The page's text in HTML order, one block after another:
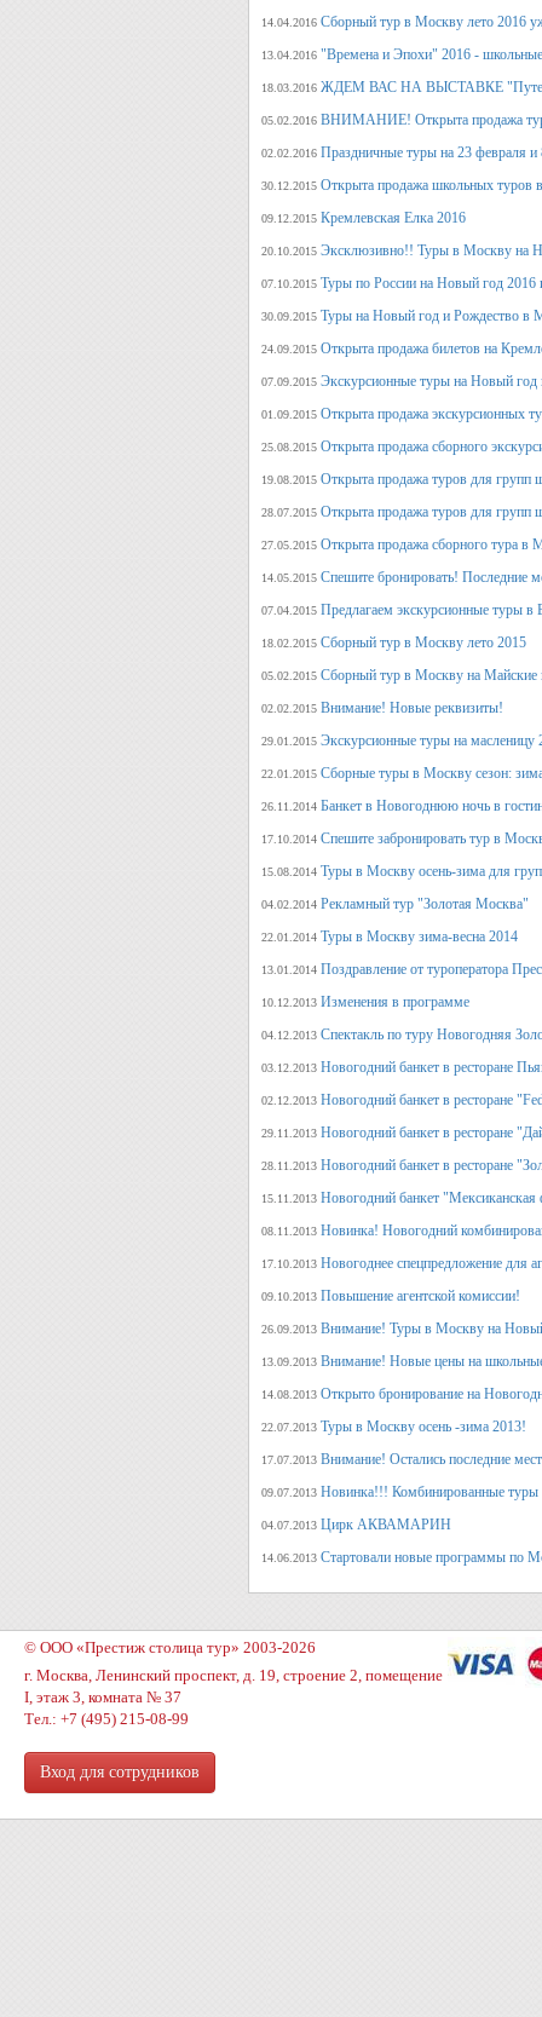
14.04.2016 Сборный тур в Москву лето 2016
13.04.2016 "Времена и Эпохи" 2016 - школьные
18.03.2016 ЖДЕМ ВАС НА ВЫСТАВКЕ
05.02.2016 ВНИМАНИЕ! Открыта продажа
02.02.2016 Праздничные туры на 23 февраля и
30.12.2015 Открыта продажа школьных туров
09.12.2015 Кремлевская Елка 2016
20.10.2015 Эксклюзивно!! Туры в Москву на
07.10.2015 Туры по России на Новый год 2016
30.09.2015 Туры на Новый год и Рождество в
24.09.2015 Открыта продажа билетов на
07.09.2015 Экскурсионные туры на Новый год
01.09.2015 Открыта продажа экскурсионных
25.08.2015 Открыта продажа сборного
19.08.2015 Открыта продажа туров для групп
28.07.2015 Открыта продажа туров для групп
27.05.2015 Открыта продажа сборного тура в
14.05.2015 Спешите бронировать! Последние
07.04.2015 Предлагаем экскурсионные туры в
18.02.2015 Сборный тур в Москву лето 2015
05.02.2015 Сборный тур в Москву на Майские
02.02.2015 Внимание! Новые реквизиты!
29.01.2015 Экскурсионные туры на масленицу
22.01.2015 Сборные туры в Москву сезон:
26.11.2014 Банкет в Новогоднюю ночь в
17.10.2014 Спешите забронировать тур в
15.08.2014 Туры в Москву осень-зима для
04.02.2014 Рекламный тур "Золотая Москва"
22.01.2014 Туры в Москву зима-весна 2014
13.01.2014 Поздравление от туроператора
10.12.2013 Изменения в программе
04.12.2013 Спектакль по туру Новогодняя
03.12.2013 Новогодний банкет в ресторане
02.12.2013 Новогодний банкет в ресторане
29.11.2013 Новогодний банкет в ресторане
28.11.2013 Новогодний банкет в ресторане
15.11.2013 Новогодний банкет
08.11.2013 Новинка! Новогодний
17.10.2013 Новогоднее спецпредложение для
09.10.2013 Повышение агентской комиссии!
26.09.2013 Внимание! Туры в Москву на
13.09.2013 Внимание! Новые цены на
14.08.2013 Открыто бронирование на
22.07.2013 Туры в Москву осень -зима 2013!
17.07.2013 Внимание! Остались последние
09.07.2013 Новинка!!! Комбинированные туры
04.07.2013 Цирк АКВАМАРИН
14.06.2013 Стартовали новые программы по
© ООО «Престиж столица тур» 2003-2026
г. Москва, Ленинский проспект, д. 19, строение 2, помещение
I, этаж 3, комната № 37
Тел.: +7 (495) 215-08-99
Вход для сотрудников